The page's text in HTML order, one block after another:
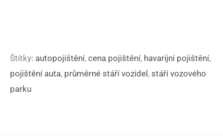
Štítky: autopojištění, cena pojištění, havarijní pojištění,
pojištění auta, průměrné stáří vozidel, stáří vozového
parku